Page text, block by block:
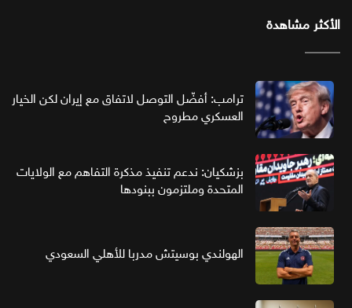
الأكثر مشاهدة
ترامب: أفضّل التوصل لاتفاق مع إيران لكن الخيار
العسكري مطروح
بزشكيان: ندعم تنفيذ مذكرة التفاهم مع الولايات
المتحدة وملتزمون ببنودها
الهولندي بوسيتش مدربا للأهلي السعودي